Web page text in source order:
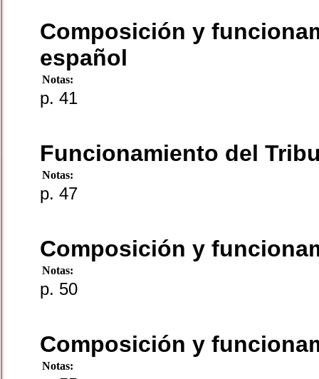
Composición y
español
Notas:
p. 41
Funcionamiento del
Notas:
p. 47
Composición y
Notas:
p. 50
Composición y
Notas: